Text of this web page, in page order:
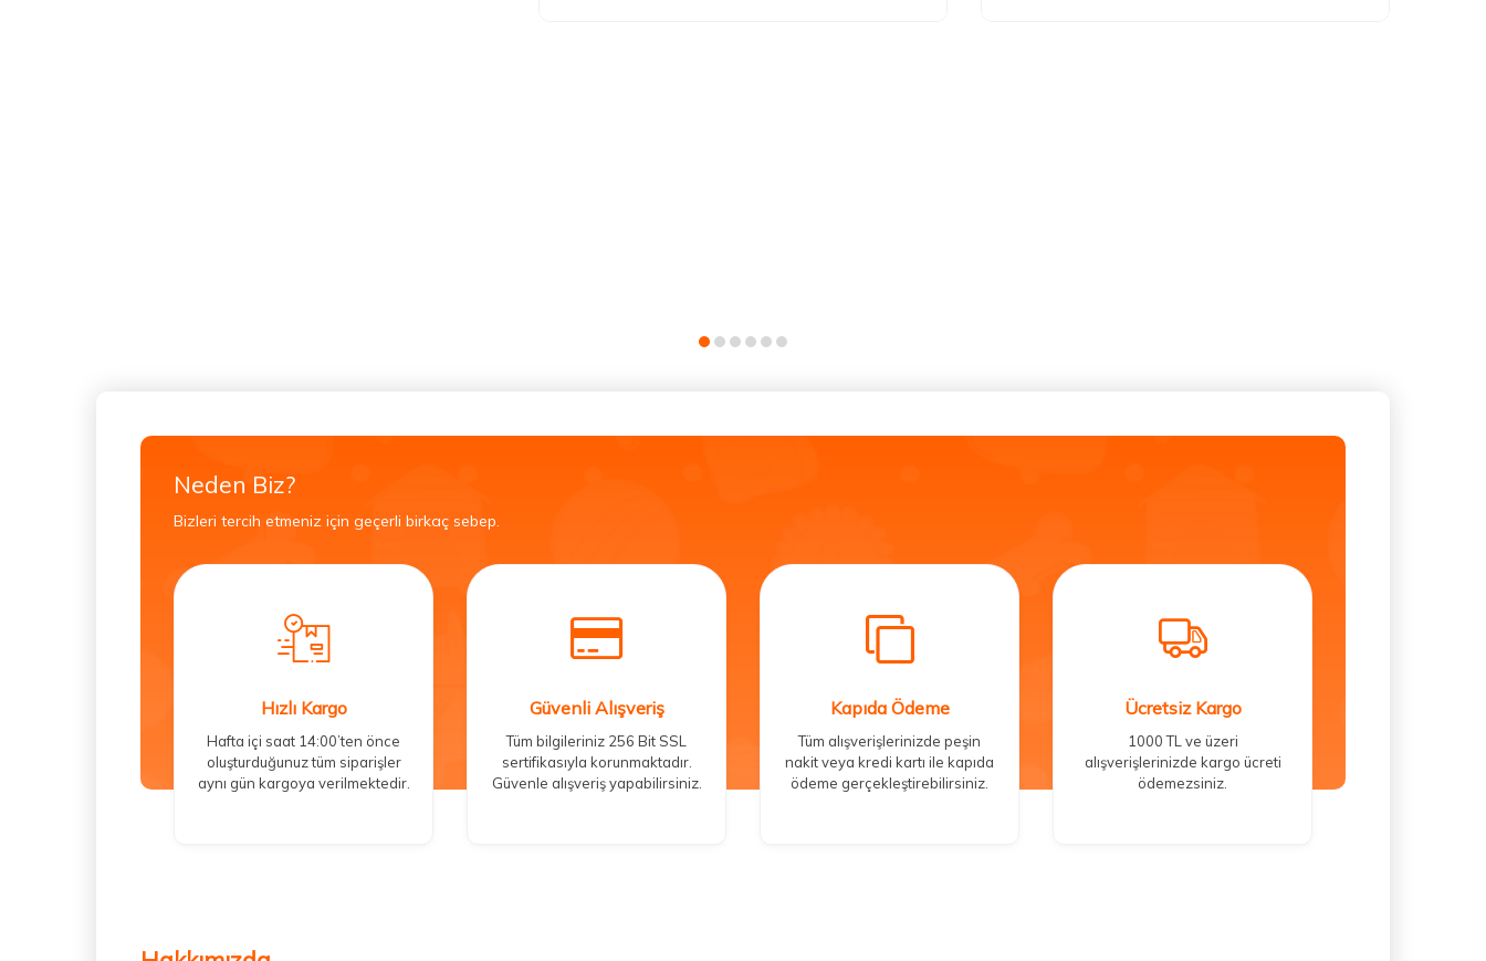
Neden Biz?
Bizleri tercih etmeniz için geçerli birkaç sebep.
Hızlı Kargo
Hafta içi saat 14:00’ten önce
oluşturduğunuz tüm siparişler
aynı gün kargoya verilmektedir.
Güvenli Alışveriş
Tüm bilgileriniz 256 Bit SSL
sertifikasıyla korunmaktadır.
Güvenle alışveriş yapabilirsiniz.
Kapıda Ödeme
Tüm alışverişlerinizde peşin
nakit veya kredi kartı ile kapıda
ödeme gerçekleştirebilirsiniz.
Ücretsiz Kargo
1000 TL ve üzeri
alışverişlerinizde kargo ücreti
ödemezsiniz.